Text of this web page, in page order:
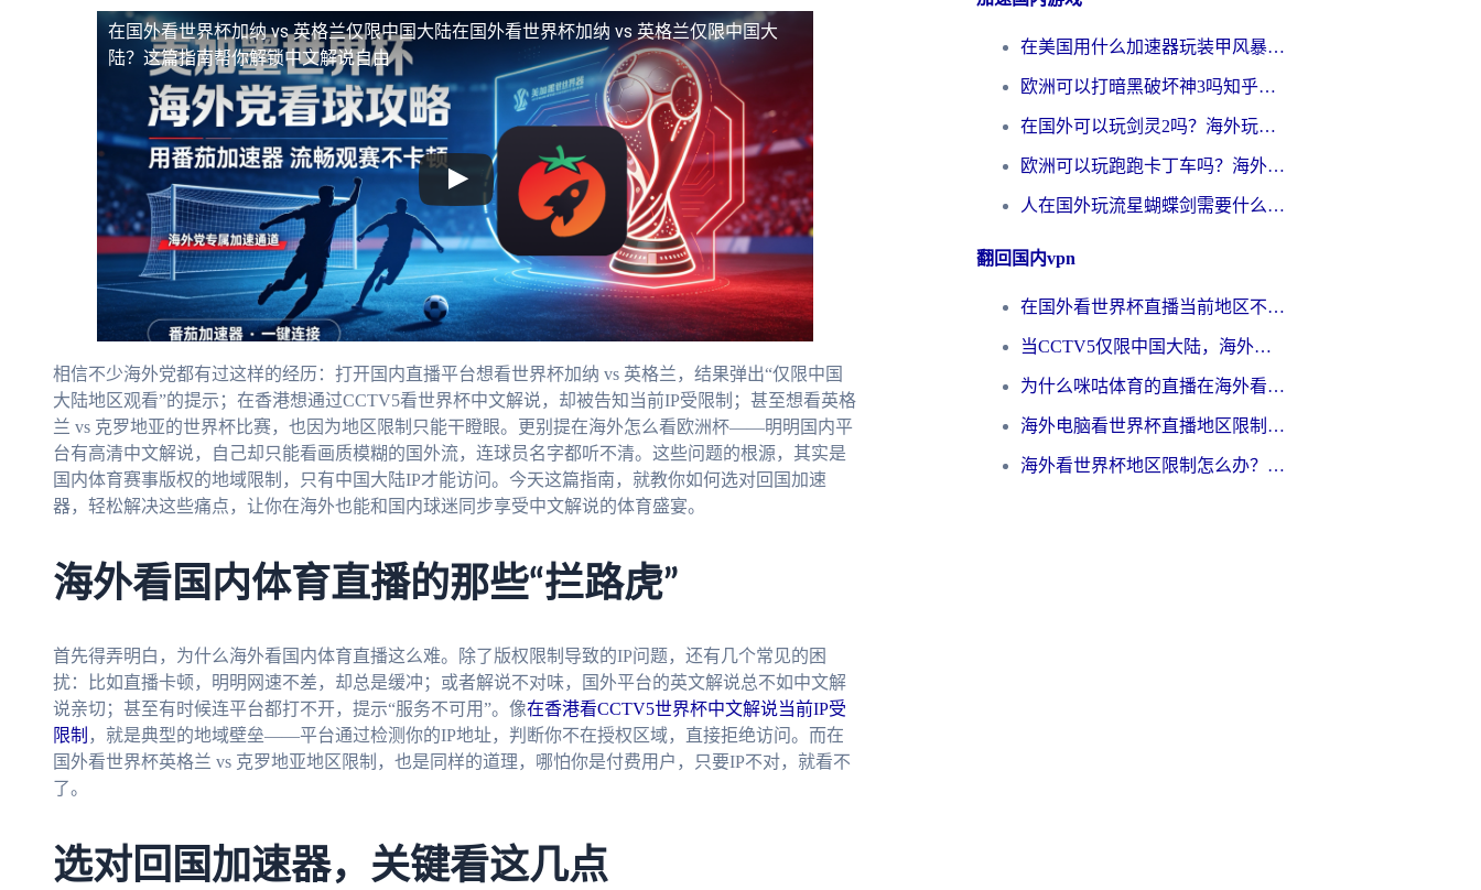
在国外看世界杯加纳 vs 英格兰仅限中国大陆在国外看世界杯加纳 vs 英格兰仅限中国大
陆？这篇指南帮你解锁中文解说自由
相信不少海外党都有过这样的经历：打开国内直播平台想看世界杯加纳 vs 英格兰，结果弹出“仅限中国
大陆地区观看”的提示；在香港想通过CCTV5看世界杯中文解说，却被告知当前IP受限制；甚至想看英格
兰 vs 克罗地亚的世界杯比赛，也因为地区限制只能干瞪眼。更别提在海外怎么看欧洲杯——明明国内平
台有高清中文解说，自己却只能看画质模糊的国外流，连球员名字都听不清。这些问题的根源，其实是
国内体育赛事版权的地域限制，只有中国大陆IP才能访问。今天这篇指南，就教你如何选对回国加速
器，轻松解决这些痛点，让你在海外也能和国内球迷同步享受中文解说的体育盛宴。
海外看国内体育直播的那些“拦路虎”
首先得弄明白，为什么海外看国内体育直播这么难。除了版权限制导致的IP问题，还有几个常见的困
扰：比如直播卡顿，明明网速不差，却总是缓冲；或者解说不对味，国外平台的英文解说总不如中文解
说亲切；甚至有时候连平台都打不开，提示“服务不可用”。像在香港看CCTV5世界杯中文解说当前IP受
限制 ，就是典型的地域壁垒——平台通过检测你的IP地址，判断你不在授权区域，直接拒绝访问。而在
国外看世界杯英格兰 vs 克罗地亚地区限制，也是同样的道理，哪怕你是付费用户，只要IP不对，就看不
了。
选对回国加速器，关键看这几点
在美国用什么加速器玩装甲风暴？海外玩家亲测有效的国服游戏加速指南
欧洲可以打暗黑破坏神3吗知乎？海外玩家国服游戏加速终极指南
在国外可以玩剑灵2吗？海外玩家国服畅玩终极指南（附永恒之塔明日方舟加速方案）
欧洲可以玩跑跑卡丁车吗？海外玩家国服游戏畅玩终极指南（附QQ炫舞剑网3解决方案）
人在国外玩流星蝴蝶剑需要什么加速器？老玩家亲测的终极解决方案
翻回国内vpn
在国外看世界杯直播当前地区不可播放？海外党必看的回国加速全攻略
当CCTV5仅限中国大陆，海外球迷的世界杯狂欢如何继续？
为什么咪咕体育的直播在海外看不了？3步解决海外看世界杯+抖音地区限制难题
海外电脑看世界杯直播地区限制怎么办？你需要一个聪明的加速器
海外看世界杯地区限制怎么办？一篇搞定咪咕视频播放+国内资源无缝访问指南